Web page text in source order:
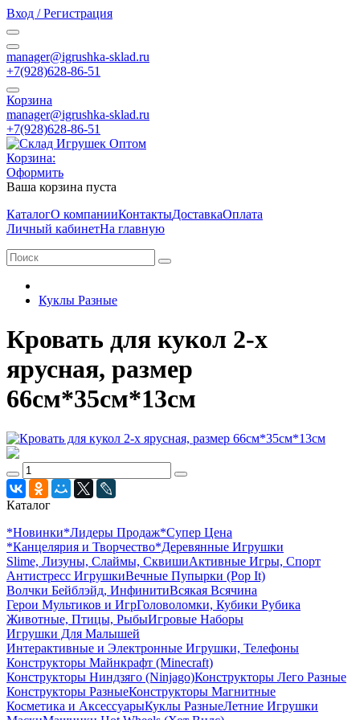
Вход / Регистрация
manager@igrushka-sklad.ru
+7(928)628-86-51
Корзина
manager@igrushka-sklad.ru
+7(928)628-86-51
Корзина:
Оформить
Ваша корзина пуста
КаталогО компанииКонтактыДоставкаОплата
Личный кабинетНа главную
Куклы Разные
Кровать для кукол 2-х
ярусная, размер
66см*35см*13см
Каталог
*Новинки*Лидеры Продаж*Супер Цена
*Канцелярия и Творчество*Деревянные Игрушки
Slime, Лизуны, Слаймы, СквишиАктивные Игры, Спорт
Антистресс ИгрушкиВечные Пупырки (Pop It)
Волчки Бейблэйд, ИнфинитиВсякая Всячина
Герои Мультиков и ИгрГоловоломки, Кубики Рубика
Животные, Птицы, РыбыИгровые Наборы
Игрушки Для Малышей
Интерактивные и Электронные Игрушки, Телефоны
Конструкторы Майнкрафт (Minecraft)
Конструкторы Ниндзяго (Ninjago)Конструкторы Лего Разные
Конструкторы РазныеКонструкторы Магнитные
Косметика и АксессуарыКуклы РазныеЛетние Игрушки